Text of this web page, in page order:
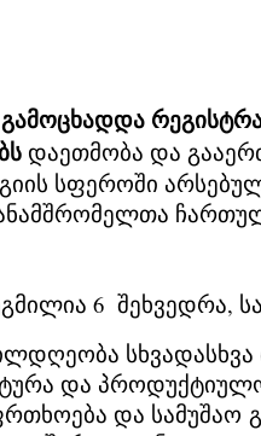
გამოცხადდა
დაეთმობა და
სფეროში
6 შეხვედრა,
სხვადასხვა
და
და სამუშაო